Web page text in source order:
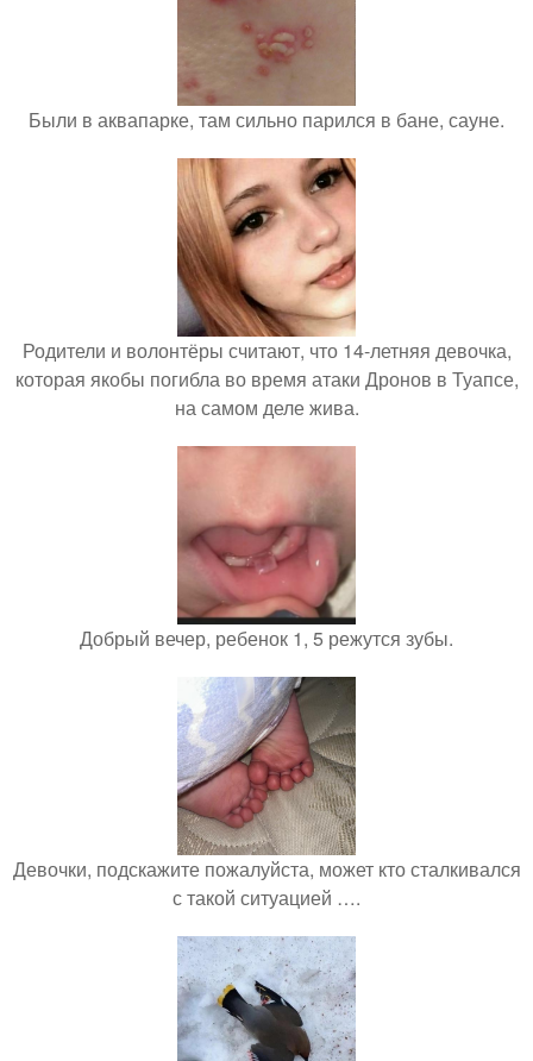
Были в аквапарке, там сильно парился в бане, сауне.
Родители и волонтёры считают, что 14-летняя девочка,
которая якобы погибла во время атаки Дронов в Туапсе,
на самом деле жива.
Добрый вечер, ребенок 1, 5 режутся зубы.
Девочки, подскажите пожалуйста, может кто сталкивался
с такой ситуацией ….